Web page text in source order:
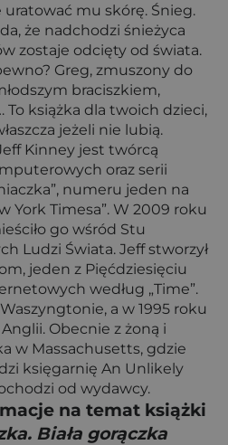
mu skórę. Śnieg.
że nadchodzi śnieżyca
zostaje odcięty od świata.
Greg, zmuszony do
braciszkiem,
To książka dla twoich dzieci,
jeżeli nie lubią.
Kinney jest twórcą
oraz serii
numeru jeden na
York Timesa”. W 2009 roku
go wśród Stu
Ludzi Świata. Jeff stworzył
jeden z Pięćdziesięciu
według „Time”.
a w 1995 roku
Obecnie z żoną i
w Massachusetts, gdzie
księgarnię An Unlikely
od wydawcy.
na temat książki
Biała gorączka